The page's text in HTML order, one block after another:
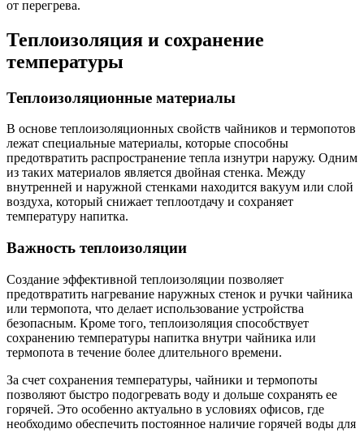
от перегрева.
Теплоизоляция и сохранение
температуры
Теплоизоляционные материалы
В основе теплоизоляционных свойств чайников и термопотов
лежат специальные материалы, которые способны
предотвратить распространение тепла изнутри наружу. Одним
из таких материалов является двойная стенка. Между
внутренней и наружной стенками находится вакуум или слой
воздуха, который снижает теплоотдачу и сохраняет
температуру напитка.
Важность теплоизоляции
Создание эффективной теплоизоляции позволяет
предотвратить нагревание наружных стенок и ручки чайника
или термопота, что делает использование устройства
безопасным. Кроме того, теплоизоляция способствует
сохранению температуры напитка внутри чайника или
термопота в течение более длительного времени.
За счет сохранения температуры, чайники и термопоты
позволяют быстро подогревать воду и дольше сохранять ее
горячей. Это особенно актуально в условиях офисов, где
необходимо обеспечить постоянное наличие горячей воды для